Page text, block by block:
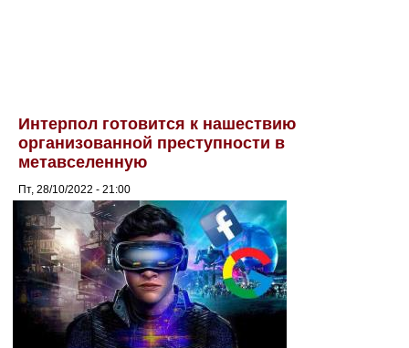
Интерпол готовится к нашествию
организованной преступности в
метавселенную
Пт, 28/10/2022 - 21:00